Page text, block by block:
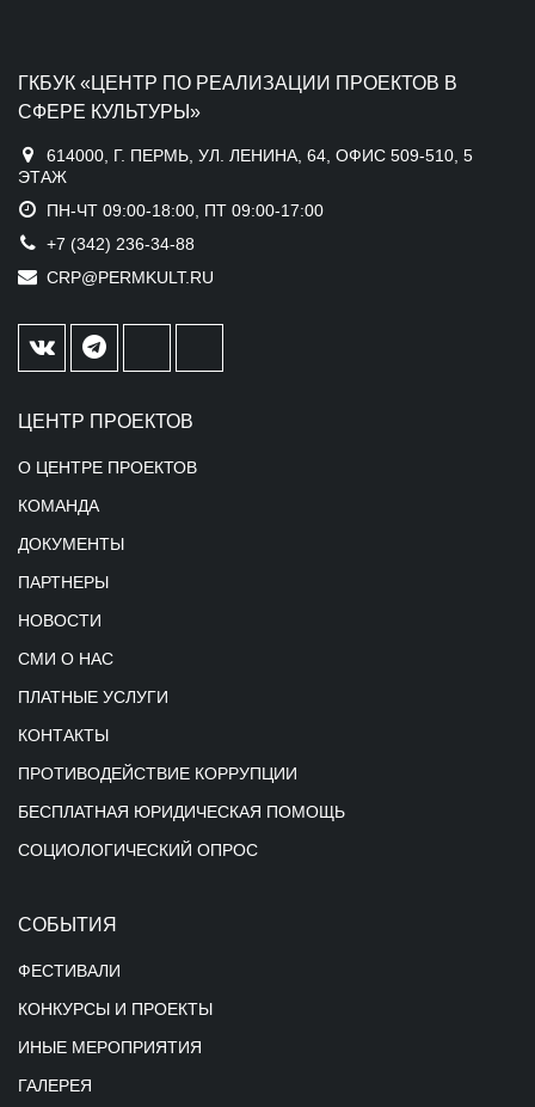
ГКБУК «ЦЕНТР ПО РЕАЛИЗАЦИИ ПРОЕКТОВ В
СФЕРЕ КУЛЬТУРЫ»
614000, Г. ПЕРМЬ, УЛ. ЛЕНИНА, 64, ОФИС 509-510, 5
ЭТАЖ
ПН-ЧТ 09:00-18:00, ПТ 09:00-17:00
+7 (342) 236-34-88
CRP@PERMKULT.RU
ЦЕНТР ПРОЕКТОВ
О ЦЕНТРЕ ПРОЕКТОВ
КОМАНДА
ДОКУМЕНТЫ
ПАРТНЕРЫ
НОВОСТИ
СМИ О НАС
ПЛАТНЫЕ УСЛУГИ
КОНТАКТЫ
ПРОТИВОДЕЙСТВИЕ КОРРУПЦИИ
БЕСПЛАТНАЯ ЮРИДИЧЕСКАЯ ПОМОЩЬ
СОЦИОЛОГИЧЕСКИЙ ОПРОС
СОБЫТИЯ
ФЕСТИВАЛИ
КОНКУРСЫ И ПРОЕКТЫ
ИНЫЕ МЕРОПРИЯТИЯ
ГАЛЕРЕЯ